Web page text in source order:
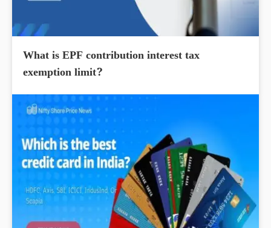
What is EPF contribution interest tax
exemption limit?